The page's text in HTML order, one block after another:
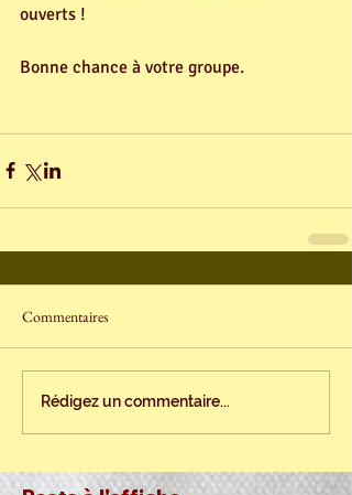
ouverts !
Bonne chance à votre groupe.
Commentaires
Rédigez un commentaire...